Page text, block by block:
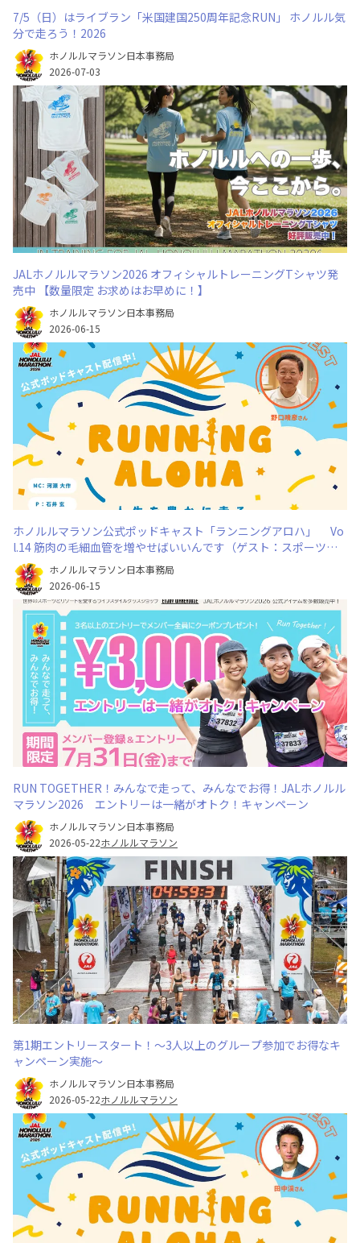
7/5（日）はライブラン「米国建国250周年記念RUN」 ホノルル気
分で走ろう！2026
ホノルルマラソン日本事務局
2026-07-03
JALホノルルマラソン2026 オフィシャルトレーニングTシャツ発
売中 【数量限定 お求めはお早めに！】
ホノルルマラソン日本事務局
2026-06-15
ホノルルマラソン公式ポッドキャスト「ランニングアロハ」 Vo
l.14 筋肉の毛細血管を増やせばいいんです（ゲスト：スポーツド
クター 野田晴彦）
ホノルルマラソン日本事務局
2026-06-15
RUN TOGETHER！みんなで走って、みんなでお得！JALホノルル
マラソン2026 エントリーは一緒がオトク！キャンペーン
ホノルルマラソン日本事務局
2026-05-22ホノルルマラソン
第1期エントリースタート！～3人以上のグループ参加でお得なキ
ャンペーン実施～
ホノルルマラソン日本事務局
2026-05-22ホノルルマラソン